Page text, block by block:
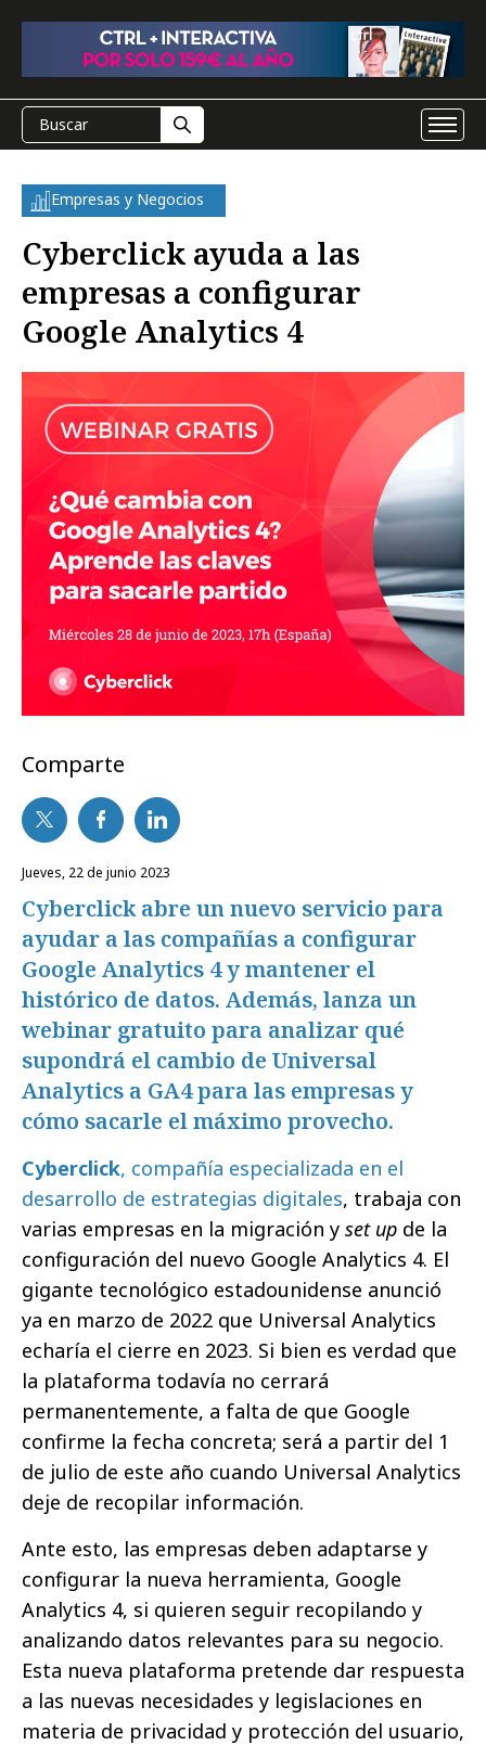
Empresas y Negocios
Cyberclick ayuda a las
empresas a configurar
Google Analytics 4
Comparte
jueves, 22 de junio 2023
Cyberclick abre un nuevo servicio para
ayudar a las compañías a configurar
Google Analytics 4 y mantener el
histórico de datos. Además, lanza un
webinar gratuito para analizar qué
supondrá el cambio de Universal
Analytics a GA4 para las empresas y
cómo sacarle el máximo provecho.
Cyberclick, compañía especializada en el
desarrollo de estrategias digitales, trabaja con
varias empresas en la migración y set up de la
configuración del nuevo Google Analytics 4. El
gigante tecnológico estadounidense anunció
ya en marzo de 2022 que Universal Analytics
echaría el cierre en 2023. Si bien es verdad que
la plataforma todavía no cerrará
permanentemente, a falta de que Google
confirme la fecha concreta; será a partir del 1
de julio de este año cuando Universal Analytics
deje de recopilar información.
Ante esto, las empresas deben adaptarse y
configurar la nueva herramienta, Google
Analytics 4, si quieren seguir recopilando y
analizando datos relevantes para su negocio.
Esta nueva plataforma pretende dar respuesta
a las nuevas necesidades y legislaciones en
materia de privacidad y protección del usuario,